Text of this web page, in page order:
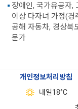
장애인, 국가유공자,
이상 다자녀 가정(경
공해 자동차, 경상북
문가
개인정보처리방침
내일18°C